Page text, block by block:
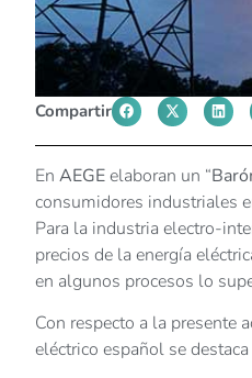
Compartir
En AEGEelaboran un “
consumidores industriales
Para la industria electro-
precios de la energía
en algunos procesos lo
Con respecto a la presente
eléctrico español se